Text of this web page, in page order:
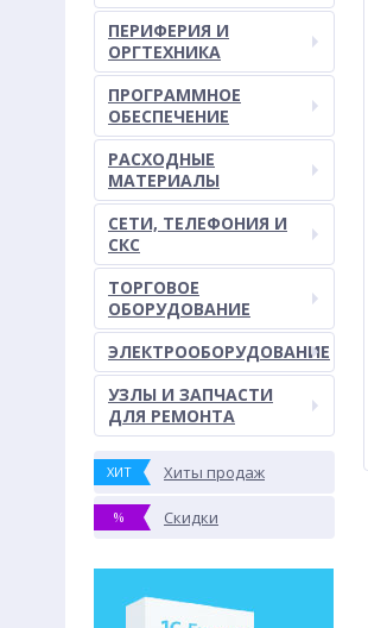
ПЕРИФЕРИЯ И
ОРГТЕХНИКА
ПРОГРАММНОЕ
ОБЕСПЕЧЕНИЕ
РАСХОДНЫЕ
МАТЕРИАЛЫ
СЕТИ, ТЕЛЕФОНИЯ И
СКС
ТОРГОВОЕ
ОБОРУДОВАНИЕ
ЭЛЕКТРООБОРУДОВАНИЕ
УЗЛЫ И ЗАПЧАСТИ
ДЛЯ РЕМОНТА
ХИТ Хиты продаж
% Скидки